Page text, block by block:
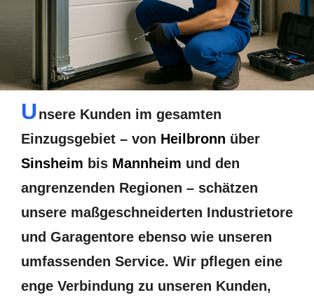
Unsere Kunden im gesamten
Einzugsgebiet – von Heilbronn über
Sinsheim bis Mannheim und den
angrenzenden Regionen – schätzen
unsere maßgeschneiderten Industrietore
und Garagentore ebenso wie unseren
umfassenden Service. Wir pflegen eine
enge Verbindung zu unseren Kunden,